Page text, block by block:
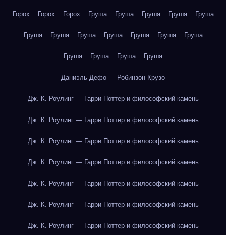
Горох Горох Горох Груша Груша Груша Груша Груша
Груша Груша Груша Груша Груша Груша Груша
Груша Груша Груша Груша
Даниэль Дефо — Робинзон Крузо
Дж. К. Роулинг — Гарри Поттер и философский камень
Дж. К. Роулинг — Гарри Поттер и философский камень
Дж. К. Роулинг — Гарри Поттер и философский камень
Дж. К. Роулинг — Гарри Поттер и философский камень
Дж. К. Роулинг — Гарри Поттер и философский камень
Дж. К. Роулинг — Гарри Поттер и философский камень
Дж. К. Роулинг — Гарри Поттер и философский камень